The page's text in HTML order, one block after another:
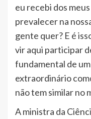
eu recebi dos
prevalecer na
gente quer? E é
vir aqui participar
fundamental de
extraordinário
não tem similar no
A ministra da